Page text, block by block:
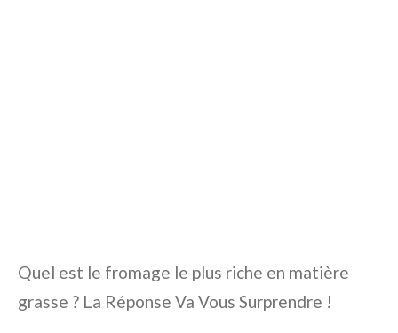
Quel est le fromage le plus riche en matière
grasse ? La Réponse Va Vous Surprendre !